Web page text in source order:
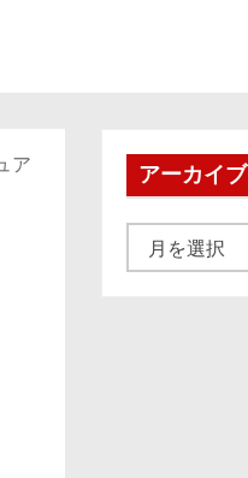
ア
アーカイブ
ー